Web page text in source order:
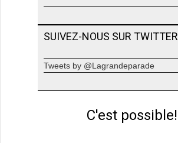
SUIVEZ-NOUS SUR TWITTER
Tweets by @Lagrandeparade
C'est possible!